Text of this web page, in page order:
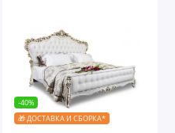
-40%
🎁 ДОСТАВКА И СБОРКА*